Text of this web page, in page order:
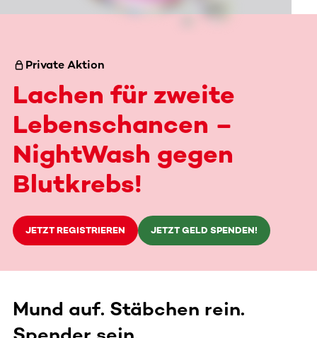
Private Aktion
Lachen für zweite
Lebenschancen –
NightWash gegen
Blutkrebs!
JETZT REGISTRIEREN JETZT GELD SPENDEN!
Mund auf. Stäbchen rein.